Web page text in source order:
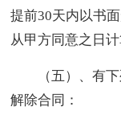
提前30天内以书
从甲方同意之日计
（五）、有
解除合同：